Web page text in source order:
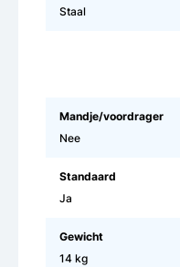
Staal
Mandje/voordrager
Nee
Standaard
Ja
Gewicht
14 kg